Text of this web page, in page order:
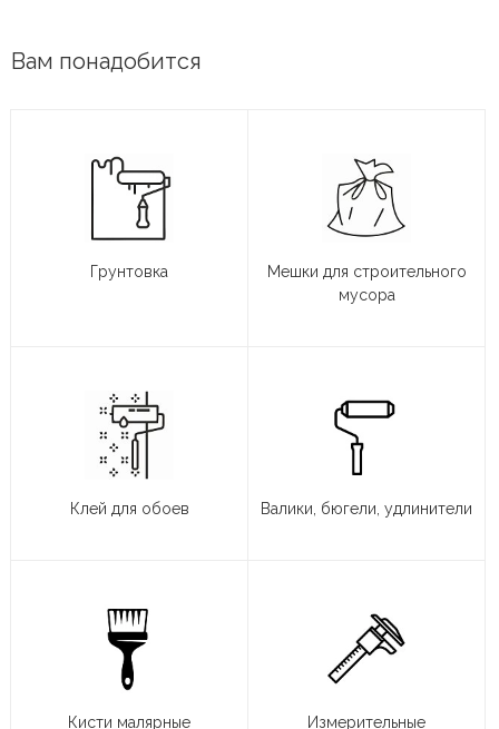
Вам понадобится
Грунтовка
Мешки для строительного
мусора
Клей для обоев Валики, бюгели, удлинители
Кисти малярные
Измерительные